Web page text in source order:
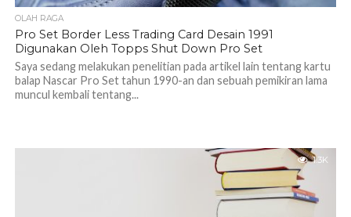
OLAH RAGA
Pro Set Border Less Trading Card Desain 1991
Digunakan Oleh Topps Shut Down Pro Set
Saya sedang melakukan penelitian pada artikel lain tentang kartu
balap Nascar Pro Set tahun 1990-an dan sebuah pemikiran lama
muncul kembali tentang...
1.3K